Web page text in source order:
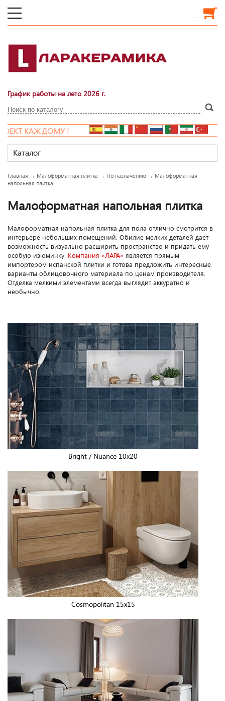
. . .
График работы на лето 2026 г.
НОВАЯ РАСПРОДАЖА!!!
Каталог
Главная → Малоформатная плитка → По назначению → Малоформатная
напольная плитка
Малоформатная напольная плитка
Малоформатная напольная плитка для пола отлично смотрится в
интерьере небольших помещений. Обилие мелких деталей дает
возможность визуально расширить пространство и придать ему
особую изюминку. Компания «ЛАРА» является прямым
импортером испанской плитки и готова предложить интересные
варианты облицовочного материала по ценам производителя.
Отделка мелкими элементами всегда выглядит аккуратно и
необычно.
Bright / Nuance 10x20
Cosmopolitan 15x15